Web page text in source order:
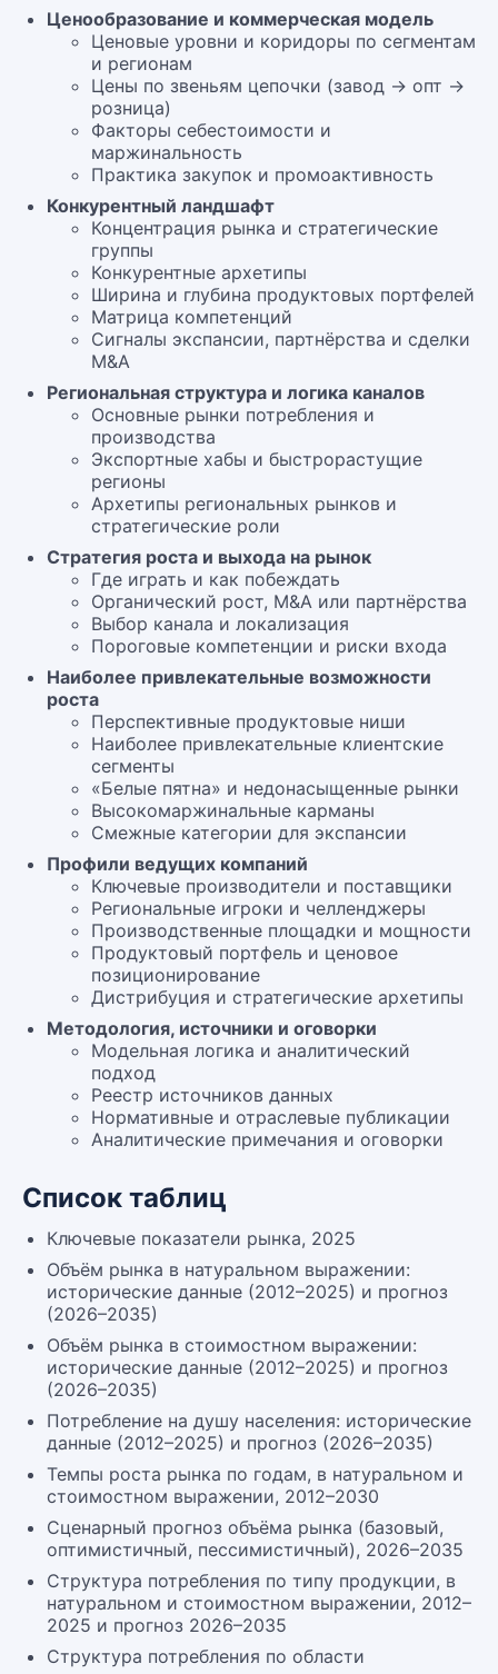
Ценообразование и коммерческая модель
Ценовые уровни и коридоры по сегментам
и регионам
Цены по звеньям цепочки (завод → опт →
розница)
Факторы себестоимости и
маржинальность
Практика закупок и промоактивность
Конкурентный ландшафт
Концентрация рынка и стратегические
группы
Конкурентные архетипы
Ширина и глубина продуктовых портфелей
Матрица компетенций
Сигналы экспансии, партнёрства и сделки
M&A
Региональная структура и логика каналов
Основные рынки потребления и
производства
Экспортные хабы и быстрорастущие
регионы
Архетипы региональных рынков и
стратегические роли
Стратегия роста и выхода на рынок
Где играть и как побеждать
Органический рост, M&A или партнёрства
Выбор канала и локализация
Пороговые компетенции и риски входа
Наиболее привлекательные возможности
роста
Перспективные продуктовые ниши
Наиболее привлекательные клиентские
сегменты
«Белые пятна» и недонасыщенные рынки
Высокомаржинальные карманы
Смежные категории для экспансии
Профили ведущих компаний
Ключевые производители и поставщики
Региональные игроки и челленджеры
Производственные площадки и мощности
Продуктовый портфель и ценовое
позиционирование
Дистрибуция и стратегические архетипы
Методология, источники и оговорки
Модельная логика и аналитический
подход
Реестр источников данных
Нормативные и отраслевые публикации
Аналитические примечания и оговорки
Список таблиц
Ключевые показатели рынка, 2025
Объём рынка в натуральном выражении:
исторические данные (2012–2025) и прогноз
(2026–2035)
Объём рынка в стоимостном выражении:
исторические данные (2012–2025) и прогноз
(2026–2035)
Потребление на душу населения: исторические
данные (2012–2025) и прогноз (2026–2035)
Темпы роста рынка по годам, в натуральном и
стоимостном выражении, 2012–2030
Сценарный прогноз объёма рынка (базовый,
оптимистичный, пессимистичный), 2026–2035
Структура потребления по типу продукции, в
натуральном и стоимостном выражении, 2012–
2025 и прогноз 2026–2035
Структура потребления по области